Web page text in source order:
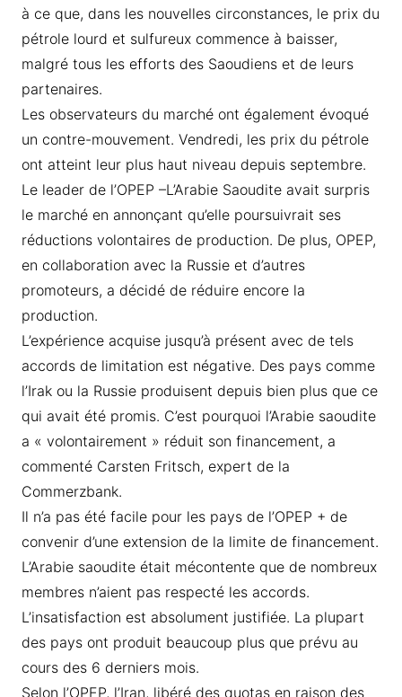
à ce que, dans les nouvelles circonstances, le prix du
pétrole lourd et sulfureux commence à baisser,
malgré tous les efforts des Saoudiens et de leurs
partenaires.
Les observateurs du marché ont également évoqué
un contre-mouvement. Vendredi, les prix du pétrole
ont atteint leur plus haut niveau depuis septembre.
Le leader de l’OPEP –L’Arabie Saoudite avait surpris
le marché en annonçant qu’elle poursuivrait ses
réductions volontaires de production. De plus, OPEP,
en collaboration avec la Russie et d’autres
promoteurs, a décidé de réduire encore la
production.
L’expérience acquise jusqu’à présent avec de tels
accords de limitation est négative. Des pays comme
l’Irak ou la Russie produisent depuis bien plus que ce
qui avait été promis. C’est pourquoi l’Arabie saoudite
a « volontairement » réduit son financement, a
commenté Carsten Fritsch, expert de la
Commerzbank.
Il n’a pas été facile pour les pays de l’OPEP + de
convenir d’une extension de la limite de financement.
L’Arabie saoudite était mécontente que de nombreux
membres n’aient pas respecté les accords.
L’insatisfaction est absolument justifiée. La plupart
des pays ont produit beaucoup plus que prévu au
cours des 6 derniers mois.
Selon l’OPEP, l’Iran, libéré des quotas en raison des